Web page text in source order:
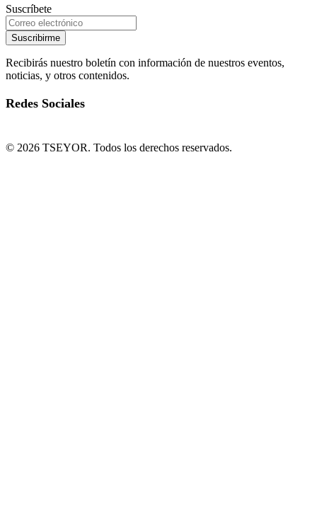
Suscríbete
Suscribirme
Recibirás nuestro boletín con información de nuestros eventos,
noticias, y otros contenidos.
Redes Sociales
© 2026 TSEYOR. Todos los derechos reservados.